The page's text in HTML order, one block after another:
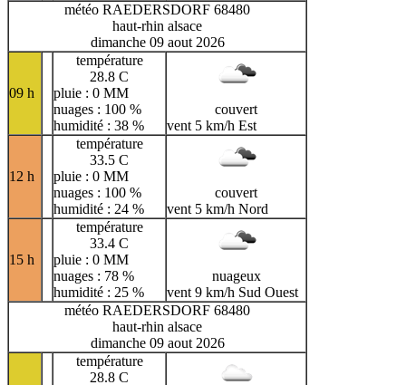
météo RAEDERSDORF 68480
haut-rhin alsace
dimanche 09 aout 2026
09 h
température
28.8 C
pluie : 0 MM
nuages : 100 %
humidité : 38 %
couvert
vent 5 km/h Est
12 h
température
33.5 C
pluie : 0 MM
nuages : 100 %
humidité : 24 %
couvert
vent 5 km/h Nord
15 h
température
33.4 C
pluie : 0 MM
nuages : 78 %
humidité : 25 %
nuageux
vent 9 km/h Sud Ouest
météo RAEDERSDORF 68480
haut-rhin alsace
dimanche 09 aout 2026
température
28.8 C